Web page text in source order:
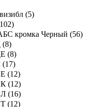
(5)
102)
кромка Черный (56)
(8)
(8)
(17)
(12)
(12)
(16)
(12)